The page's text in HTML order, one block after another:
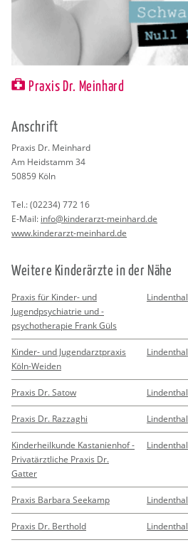
Praxis Dr. Meinhard
An­schrift
Pra­xis Dr. Mein­hard
Am Heid­stamm 34
50859 Köln
Tel.:(02234) 772 16
E-Mail: info@​kinderarzt-​meinhard.​de
www.​kinderarzt-​meinhard.​de
Wei­te­re Kin­der­ärz­te in der Nähe
Praxis für Kinder- und
Jugendpsychiatrie und -
psychotherapie Frank Güls
Lindenthal
Kinder- und Jugendarztpraxis
Köln-Weiden
Lindenthal
Praxis Dr. Satow Lindenthal
Praxis Dr. Razzaghi Lindenthal
Kinderheilkunde Kastanienhof -
Privatärztliche Praxis Dr.
Gatter
Lindenthal
Praxis Barbara Seekamp Lindenthal
Praxis Dr. Berthold Lindenthal